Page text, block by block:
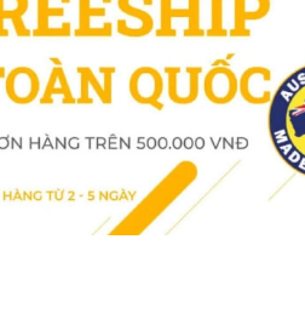
vị tự nhiên rất dễ uống, giúp
căn bệnh do virut Rota gây
lợi cho đường ruột của trẻ
lợi.
Men vi sinh Úc Life
trợ và tăng cường hệ thống miễn